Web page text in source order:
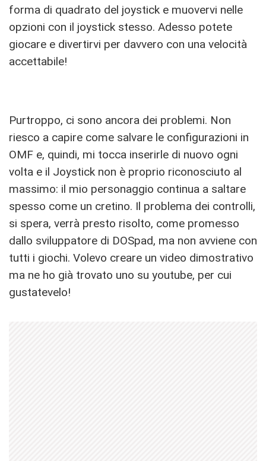
forma di quadrato del joystick e muovervi nelle
opzioni con il joystick stesso. Adesso potete
giocare e divertirvi per davvero con una velocità
accettabile!
Purtroppo, ci sono ancora dei problemi. Non
riesco a capire come salvare le configurazioni in
OMF e, quindi, mi tocca inserirle di nuovo ogni
volta e il Joystick non è proprio riconosciuto al
massimo: il mio personaggio continua a saltare
spesso come un cretino. Il problema dei controlli,
si spera, verrà presto risolto, come promesso
dallo sviluppatore di DOSpad, ma non avviene con
tutti i giochi. Volevo creare un video dimostrativo
ma ne ho già trovato uno su youtube, per cui
gustatevelo!